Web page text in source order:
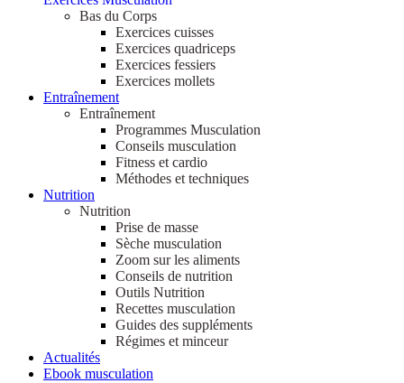
Bas du Corps
Exercices cuisses
Exercices quadriceps
Exercices fessiers
Exercices mollets
Entraînement
Entraînement
Programmes Musculation
Conseils musculation
Fitness et cardio
Méthodes et techniques
Nutrition
Nutrition
Prise de masse
Sèche musculation
Zoom sur les aliments
Conseils de nutrition
Outils Nutrition
Recettes musculation
Guides des suppléments
Régimes et minceur
Actualités
Ebook musculation